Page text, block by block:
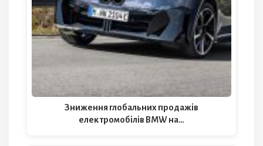
Зниження глобальних продажів
електромобілів BMW на…